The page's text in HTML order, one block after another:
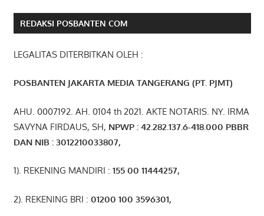
REDAKSI POSBANTEN COM
LEGALITAS DITERBITKAN OLEH :
POSBANTEN JAKARTA MEDIA TANGERANG (PT. PJMT)
AHU. 0007192. AH. 0104 th 2021. AKTE NOTARIS. NY. IRMA
SAVYNA FIRDAUS, SH, NPWP : 42. 282 .137.6-418.000 PBBR
DAN NIB :3012210033807,
1). REKENING MANDIRI : 155 00 11444257,
2). REKENING BRI : 01200 100 3596301,